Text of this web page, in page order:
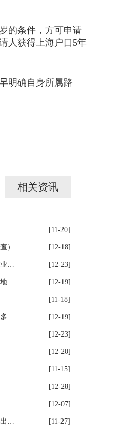
的条件，方可申请
人获得上海户口5年
明确自身所属路
相关资讯
[11-20]
） [12-18]
成功落户上海后，如何办理《就业创业证》（上海应届毕业生创业落户） [12-23]
辟谣！外地学历不能申请上海居住证积分？（上海居住证积分外地大专可以吗） [12-19]
[11-18]
2026年上海户口迁移流程之父母投靠（上海落户父母投靠子女需多长时间） [12-19]
[12-23]
[12-20]
[11-15]
[12-28]
[12-07]
超生能否在上海落户？超生能在上海上学吗（超生上海落户政策出台） [11-27]